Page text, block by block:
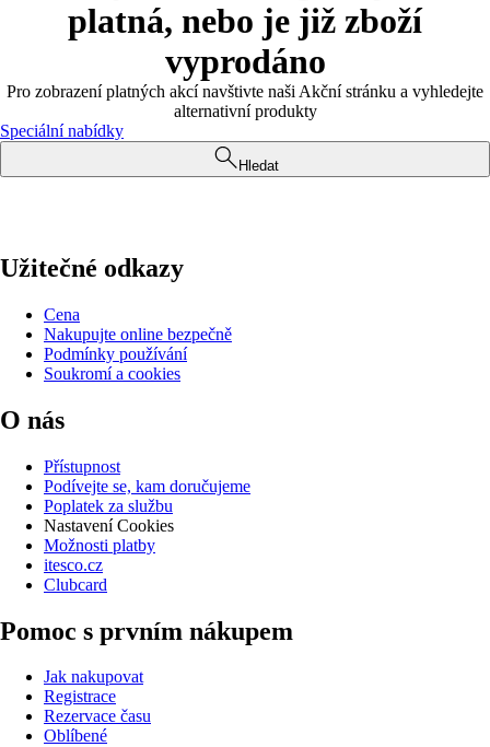
platná, nebo je již zboží
vyprodáno
Pro zobrazení platných akcí navštivte naši Akční stránku a vyhledejte
alternativní produkty
Speciální nabídky
Hledat
Užitečné odkazy
Cena
Nakupujte online bezpečně
Podmínky používání
Soukromí a cookies
O nás
Přístupnost
Podívejte se, kam doručujeme
Poplatek za službu
Nastavení Cookies
Možnosti platby
itesco.cz
Clubcard
Pomoc s prvním nákupem
Jak nakupovat
Registrace
Rezervace času
Oblíbené